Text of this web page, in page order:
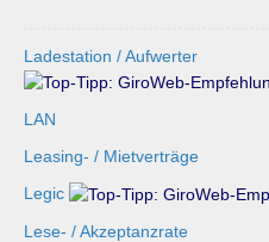
Ladestation / Aufwerter
LAN
Leasing- / Mietverträge
Legic
Lese- / Akzeptanzrate